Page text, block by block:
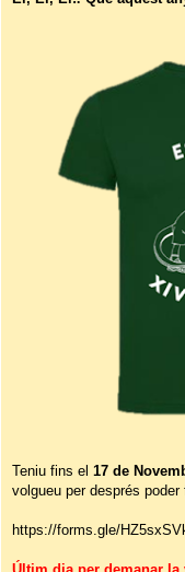
Teniu fins el 17 de
volgueu per després
https://forms.gle/